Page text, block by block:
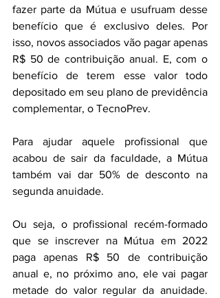
fazer parte da Mútua e usufruam desse
benefício que é exclusivo deles. Por
isso, novos associados vão pagar apenas
R$ 50 de contribuição anual. E, com o
benefício de terem esse valor todo
depositado em seu plano de previdência
complementar, o TecnoPrev.
Para ajudar aquele profissional que
acabou de sair da faculdade, a Mútua
também vai dar 50% de desconto na
segunda anuidade.
Ou seja, o profissional recém-formado
que se inscrever na Mútua em 2022
paga apenas R$ 50 de contribuição
anual e, no próximo ano, ele vai pagar
metade do valor regular da anuidade.